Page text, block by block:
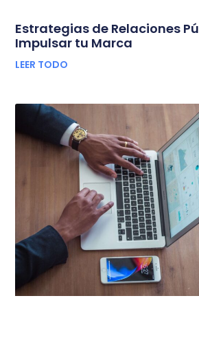
Estrategias de Relaciones
Impulsar tu Marca
LEER TODO